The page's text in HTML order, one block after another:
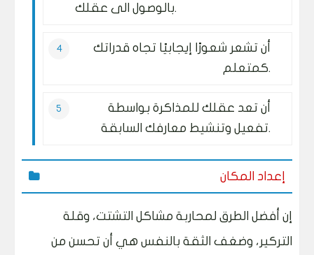
بالوصول الى عقلك.
أن تشعر شعورًا إيجابيًا تجاه قدراتك
كمتعلم.
أن تعد عقلك للمذاكرة بواسطة
تفعيل وتنشيط معارفك السابقة.
إعداد المكان
إن أفضل الطرق لمحاربة مشاكل التشتت، وقلة
التركير، وضغف الثقة بالنفس هي أن تحسن من